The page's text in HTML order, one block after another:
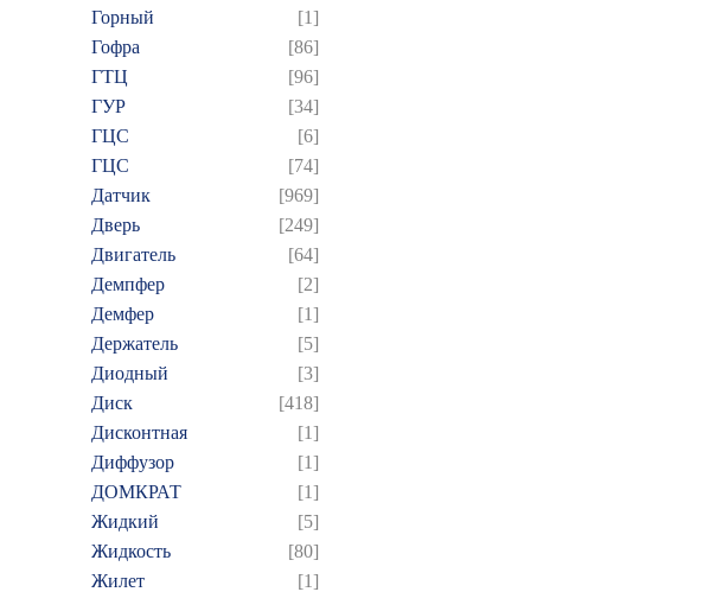
Горный
[1]
Гофра
[86]
ГТЦ
[96]
ГУР
[34]
ГЦC
[6]
ГЦС
[74]
Датчик
[969]
Дверь
[249]
Двигатель
[64]
Демпфер
[2]
Демфер
[1]
Держатель
[5]
Диодный
[3]
Диск
[418]
Дисконтная
[1]
Диффузор
[1]
ДОМКРАТ
[1]
Жидкий
[5]
Жидкость
[80]
Жилет
[1]